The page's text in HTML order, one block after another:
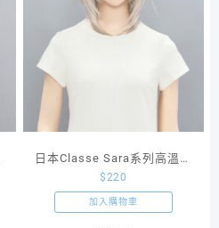
日本Classe Sara系列高溫絲
假髮Wolf狼系短髮SS05
$220
加入購物車